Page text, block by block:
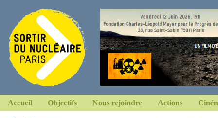
Accueil Objectifs Nous rejoindre Actions